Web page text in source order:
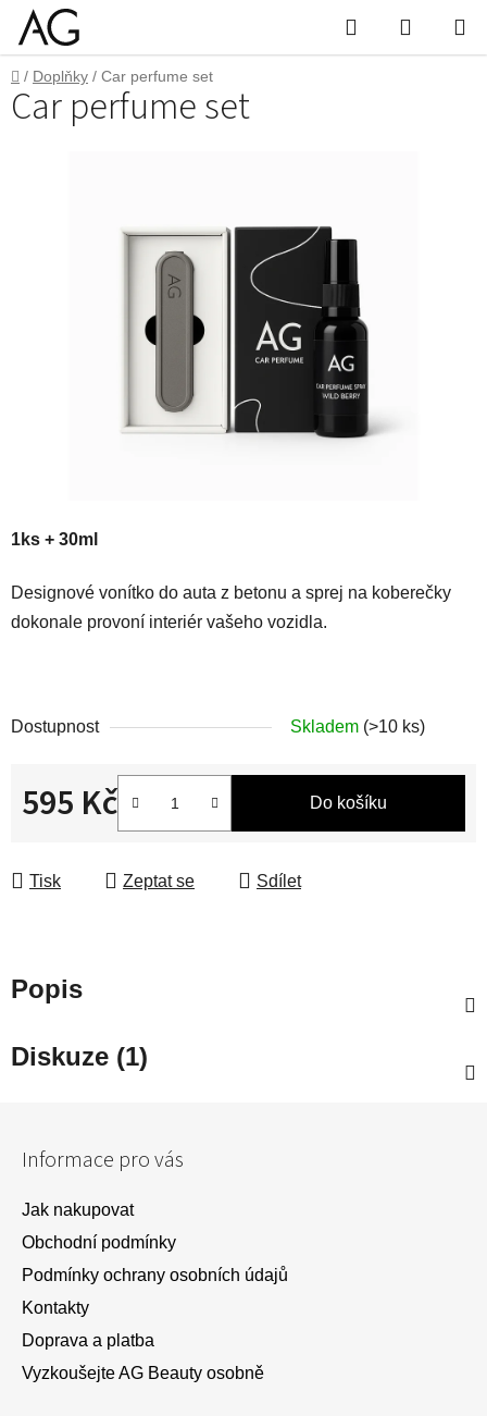
Přejít
obsah
Hledat
košík
Domů
/ Doplňky / Car perfume set
1ks + 30ml
Designové vonítko do auta z betonu a sprej na koberečky
dokonale provoní interiér vašeho vozidla.
Dostupnost Skladem (>10 ks)
595 Kč Do košíku
Tisk Zeptat se Sdílet
Car perfume set
Popis
Diskuze (1)
Informace pro vás
Jak nakupovat
Obchodní podmínky
Podmínky ochrany osobních údajů
Kontakty
Doprava a platba
Vyzkoušejte AG Beauty osobně